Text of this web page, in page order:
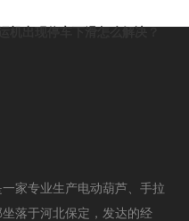
家专业生产电动葫芦、手拉
落于河北保定，发达的经